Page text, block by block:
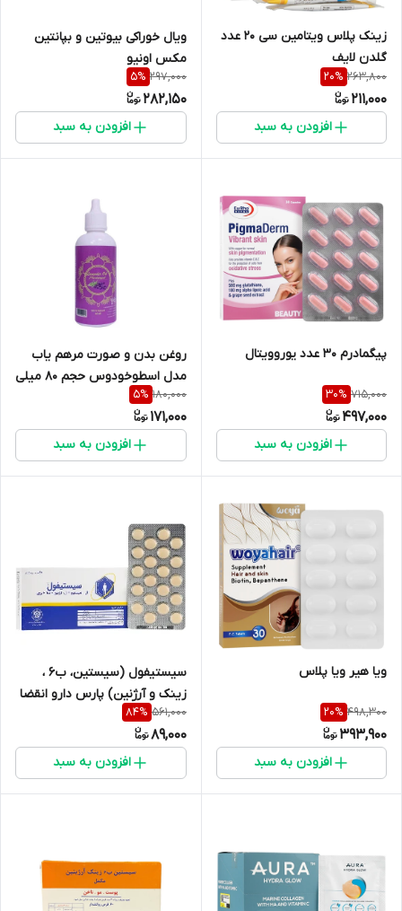
زینک پلاس ویتامین سی 20 عدد
گلدن لایف
263,800
20%
211,000
افزودن به سبد
ویال خوراکی بیوتین و بپانتین
مکس اونیو
297,000
5%
282,150
افزودن به سبد
پیگمادرم 30 عدد یوروویتال
715,000
30%
497,000
افزودن به سبد
روغن بدن و صورت مرهم یاب
مدل اسطوخودوس حجم 80 میلی
لیتر
180,000
5%
171,000
افزودن به سبد
ویا هیر ویا پلاس
498,300
20%
393,900
افزودن به سبد
سیستیفول (سیستین، ب6 ،
زینک و آرژنین) پارس دارو انقضا
2026/09
561,000
84%
89,000
افزودن به سبد